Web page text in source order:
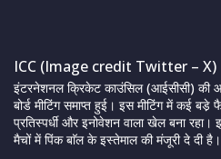
ICC (Image credit Twitter – X)
इंटरनेशनल क्रिकेट काउंसिल (आईसीसी) की
बोर्ड मीटिंग समाप्त हुई। इस मीटिंग में कई
प्रतिस्पर्धी और इनोवेशन वाला खेल बना
मैचों में पिंक बाॅल के इस्तेमाल की मंजूरी दे दी है।